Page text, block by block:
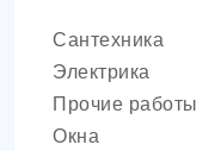
Сантехника
Электрика
Прочие работы
Окна